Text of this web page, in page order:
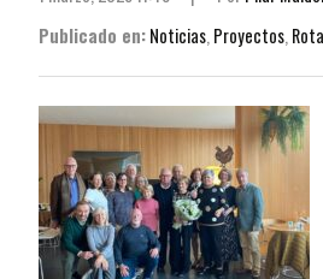
Publicado en:Noticias, Proyectos,